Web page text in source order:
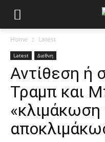
Home Latest
Latest Διεθνη
Αντίθεση ή
Τραμπ και
«κλιμάκωση